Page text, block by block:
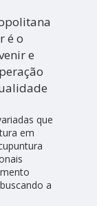
é o
e
que
em
a